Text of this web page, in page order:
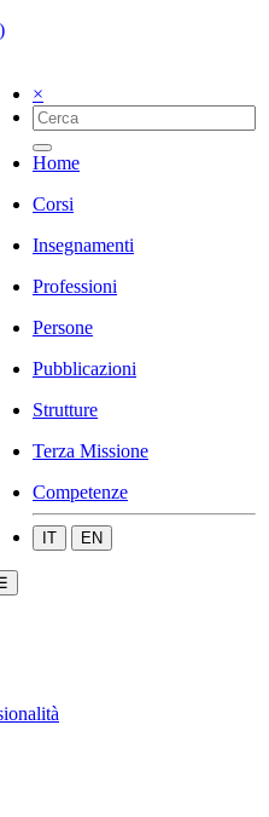
×
Home
Corsi
Insegnamenti
Professioni
Persone
Pubblicazioni
Strutture
Terza Missione
Competenze
IT EN